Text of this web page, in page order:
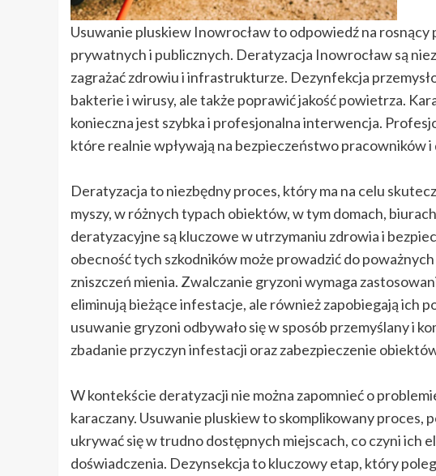
Usuwanie pluskiew Inowrocław to odpowiedź na
prywatnych i publicznych. Deratyzacja Inowrocław są
zagrażać zdrowiu i infrastrukturze. Dezynfekcja
bakterie i wirusy, ale także poprawić jakość powietrza.
konieczna jest szybka i profesjonalna interwencja.
które realnie wpływają na bezpieczeństwo pracowników i
Deratyzacja to niezbędny proces, który ma na celu
myszy, w różnych typach obiektów, w tym domach,
deratyzacyjne są kluczowe w utrzymaniu zdrowia i
obecność tych szkodników może prowadzić do
zniszczeń mienia. Zwalczanie gryzoni wymaga
eliminują bieżące infestacje, ale również zapobiegają ich
usuwanie gryzoni odbywało się w sposób przemyślany i
zbadanie przyczyn infestacji oraz zabezpieczenie
W kontekście deratyzacji nie można zapomnieć o
karaczany. Usuwanie pluskiew to skomplikowany
ukrywać się w trudno dostępnych miejscach, co czyni ich
doświadczenia. Dezynsekcja to kluczowy etap, który